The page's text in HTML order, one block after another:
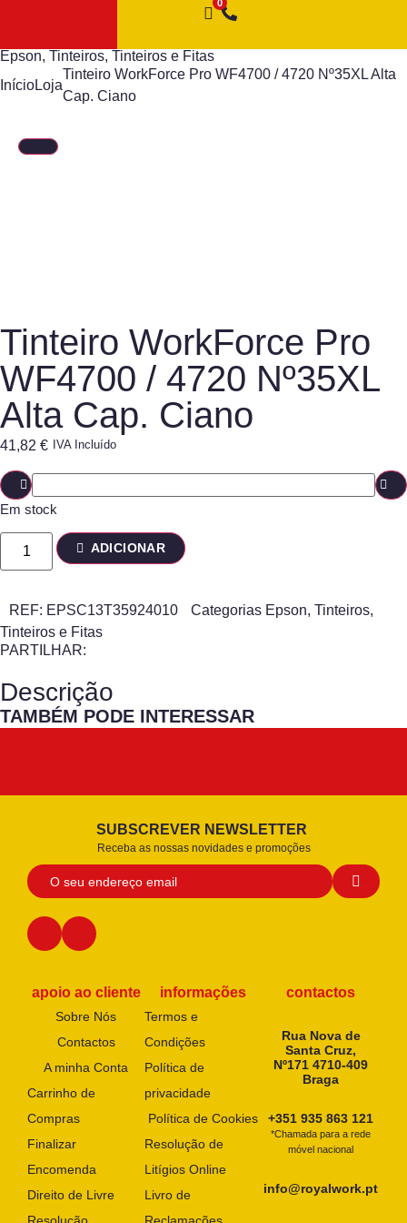
Epson, Tinteiros, Tinteiros e Fitas
InícioLoja
Tinteiro WorkForce Pro WF4700 / 4720 Nº35XL Alta
Cap. Ciano
Tinteiro WorkForce Pro
WF4700 / 4720 Nº35XL
Alta Cap. Ciano
41,82 € IVA Incluído
Em stock
ADICIONAR
REF: EPSC13T35924010 Categorias Epson, Tinteiros,
Tinteiros e Fitas
PARTILHAR:
Descrição
TAMBÉM PODE INTERESSAR
SUBSCREVER NEWSLETTER
Receba as nossas novidades e promoções
apoio ao cliente
Sobre Nós
Contactos
A minha Conta
Carrinho de
Compras
Finalizar
Encomenda
Direito de Livre
informações
Termos e
Condições
Política de
privacidade
Política de Cookies
Resolução de
Litígios Online
Livro de
contactos
Rua Nova de
Santa Cruz,
Nº171 4710-409
Braga
+351 935 863 121
*Chamada para a rede
móvel nacional
info@royalwork.pt